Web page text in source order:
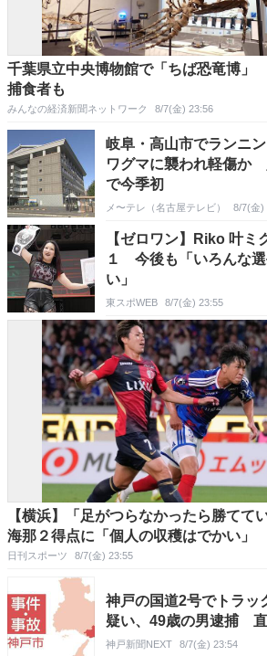
千葉県立中央博物館で「ちば恐竜博
捕食者も
みんなの経済新聞ネットワーク 8/7(金) 23:56
岐阜・高山市でランニ
ワグマに襲われ軽傷か
で今季初
メ〜テレ（名古屋テレビ） 8/7(金)
【ゼロワン】Riko 叶ミ
１ 今後も「いろんな
い」
東スポWEB 8/7(金) 23:55
【横浜】「足がつらなかったら勝てて
海那２得点に「個人の収穫はでかい」
日刊スポーツ 8/7(金) 23:55
神戸の国道2号でトラッ
疑い、49歳の男逮捕
神戸新聞NEXT 8/7(金) 23:54